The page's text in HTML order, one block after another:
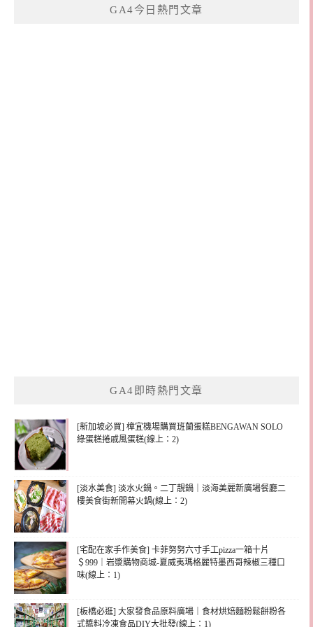
GA4今日熱門文章
GA4即時熱門文章
[新加坡必買] 樟宜機場購買班蘭蛋糕BENGAWAN SOLO
綠蛋糕捲戚風蛋糕(線上：2)
[淡水美食] 淡水火鍋。二丁靚鍋｜淡海美麗新廣場餐廳二
樓美食街新開幕火鍋(線上：2)
[宅配在家手作美食] 卡菲努努六寸手工pizza一箱十片
＄999｜岩漿購物商城-夏威夷瑪格麗特墨西哥辣椒三種口
味(線上：1)
[板橋必逛] 大家發食品原料廣場｜食材烘焙麵粉鬆餅粉各
式醬料冷凍食品DIY大批發(線上：1)